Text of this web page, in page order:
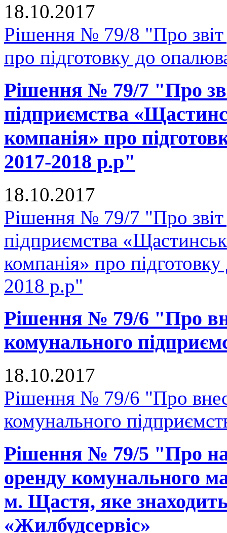
18.10.2017
Рішення № 79/8 "Про
про підготовку до
Рішення № 79/7 "Про
підприємства
компанія» про
2017-2018 р.р"
18.10.2017
Рішення № 79/7 "Про звіт
підприємства
компанія» про
2018 р.р"
Рішення № 79/6 "Про
комунального
18.10.2017
Рішення № 79/6 "Про
комунального
Рішення № 79/5 "Про
оренду комунального
м. Щастя, яке
«Жилбудсервіс»